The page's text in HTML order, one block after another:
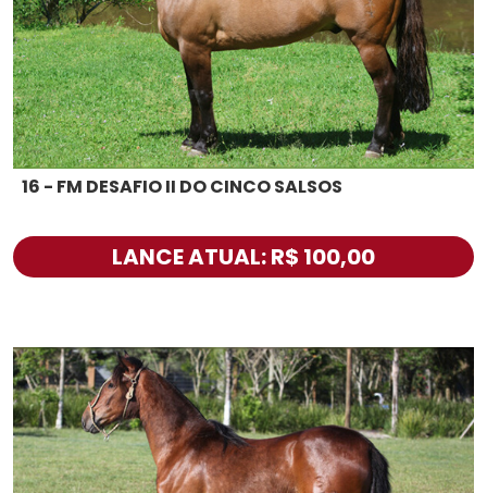
16 - FM DESAFIO II DO CINCO SALSOS
LANCE ATUAL: R$ 100,00